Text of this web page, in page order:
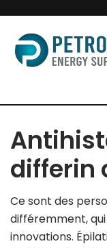
Skip
to
content
differin
Ce sont des
différemment,
innovations.